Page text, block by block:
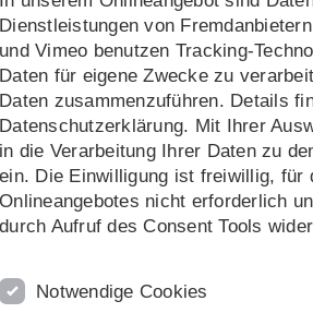
Institut Streiflicht
Publications
Interaction, Prof.
Dienstleistungen von
und Vimeo benutzen Tracking-
Daten für eigene Zwecke zu
Daten zusammenzuführen. Details
Datenschutzerklärung. Mit Ihrer
in die Verarbeitung Ihrer Daten zu
ein. Die Einwilligung ist freiwillig, für
Onlineangebotes nicht erforderlich
durch Aufruf des Consent Tools
Notwendige Cookies